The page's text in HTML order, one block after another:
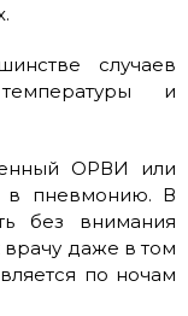
случаев
и
ОРВИ или
в пневмонию. В
без внимания
врачу даже в том
по ночам